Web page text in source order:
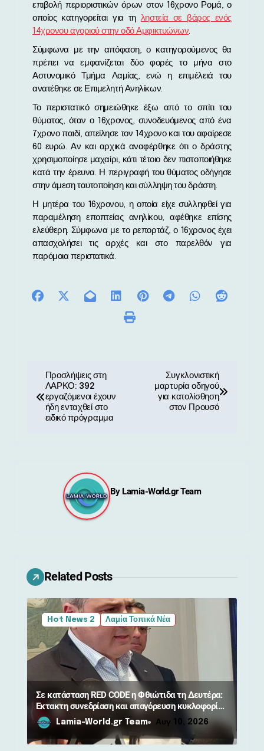
επιβολή περιοριστικών όρων στον 16χρονο Ρομά, ο
οποίος κατηγορείται για τη ληστεία σε βάρος ενός
14χρονου αγοριού στην οδό Αμφικτυώνων.
Σύμφωνα με την απόφαση, ο κατηγορούμενος θα
πρέπει να εμφανίζεται δύο φορές το μήνα στο
Αστυνομικό Τμήμα Λαμίας, ενώ η επιμέλειά του
ανατέθηκε σε Επιμελητή Ανηλίκων.
Το περιστατικό σημειώθηκε έξω από το σπίτι του
θύματος, όταν ο 16χρονος, συνοδευόμενος από ένα
7χρονο παιδί, απείλησε τον 14χρονο και του αφαίρεσε
60 ευρώ. Αν και αρχικά αναφέρθηκε ότι ο δράστης
χρησιμοποίησε μαχαίρι, κάτι τέτοιο δεν πιστοποιήθηκε
κατά την έρευνα. Η περιγραφή του θύματος οδήγησε
στην άμεση ταυτοποίηση και σύλληψη του δράστη.
Η μητέρα του 16χρονου, η οποία είχε συλληφθεί για
παραμέληση εποπτείας ανηλίκου, αφέθηκε επίσης
ελεύθερη. Σύμφωνα με το ρεπορτάζ, ο 16χρονος έχει
απασχολήσει τις αρχές και στο παρελθόν για
παρόμοια περιστατικά.
ά
ρ
θ
ρ
ω
ν
Προσλήψεις στη
ΛΑΡΚΟ: 392
εργαζόμενοι έχουν
ήδη ενταχθεί στο
ειδικό πρόγραμμα
Συγκλονιστική
μαρτυρία οδηγού
για κατολίσθηση
στον Προυσό
By Lamia-World.gr Team
Related Posts
Hot News 2 Λαμία Τοπικά Νέα
Σε κατάσταση RED CODE η Φθιώτιδα τη Δευτέρα:
Έκτακτη συνεδρίαση και απαγόρευση κυκλοφορίας
σε δάσηLamia-World.gr Team Αυγ 10, 2026